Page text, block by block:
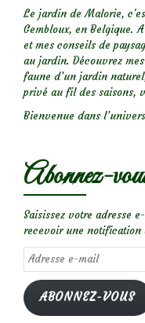
Le jardin de Malorie,
Gembloux, en Belgique.
et mes conseils de
au jardin. Découvrez
faune d’un jardin
privé au fil des saisons,
Bienvenue dans
Abonnez-
Saisissez votre adresse
recevoir une notification
Adresse
e-
mail
ABONNEZ-VOUS